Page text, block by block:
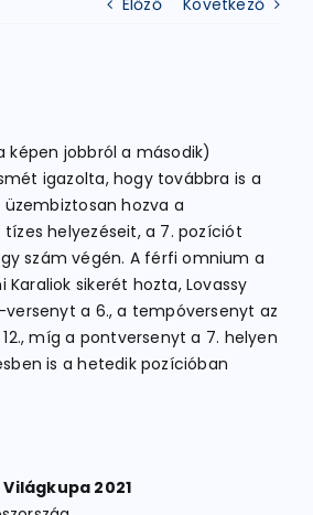
Előző Következő
képen jobbról a második)
igazolta, hogy továbbra is a
hozva a
helyezéseit, a 7. pozíciót
szám végén. A férfi omnium a
Karaliok sikerét hozta, Lovassy
a 6., a tempóversenyt az
míg a pontversenyt a 7. helyen
is a hetedik pozícióban
2021